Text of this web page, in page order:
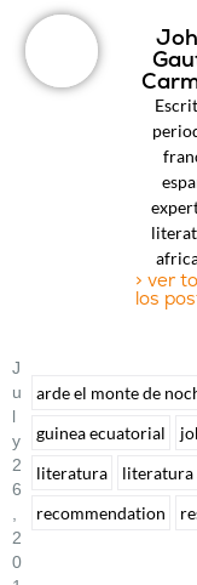
> ver
los
J
U
L
Y
2
6
2
0
arde el monte de
guinea ecuatorial
literatura
literatura
recommendation